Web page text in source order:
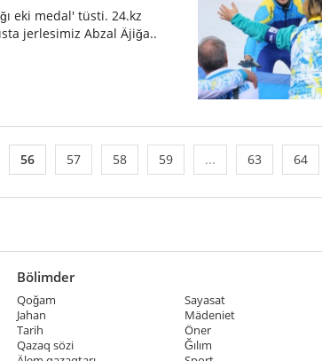
eki medal' tüsti. 24.kz
jerlesimiz Abzal Äjiğa..
56 57 58 59 ... 63 64
Bölimder
Qoğam
Jahan
Tarih
Qazaq sözi
Sayasat
Mädeniet
Öner
Ğılım